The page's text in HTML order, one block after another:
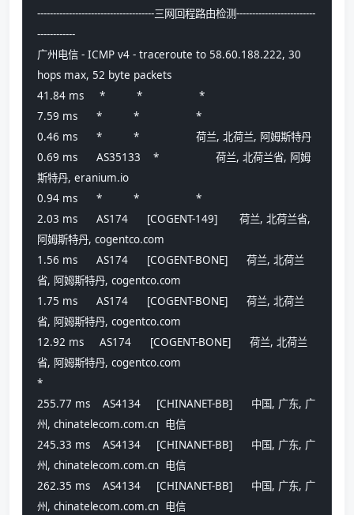
-------------------------------------三网回程路由检测-------------------------
------------
广州电信 - ICMP v4 - traceroute to 58.60.188.222, 30
hops max, 52 byte packets
41.84 ms     *          *                  *
7.59 ms      *          *                  *
0.46 ms      *          *                  荷兰, 北荷兰, 阿姆斯特丹
0.69 ms      AS35133    *                  荷兰, 北荷兰省, 阿姆
斯特丹, eranium.io
0.94 ms      *          *                  *
2.03 ms      AS174      [COGENT-149]       荷兰, 北荷兰省,
阿姆斯特丹, cogentco.com
1.56 ms      AS174      [COGENT-BONE]      荷兰, 北荷兰
省, 阿姆斯特丹, cogentco.com
1.75 ms      AS174      [COGENT-BONE]      荷兰, 北荷兰
省, 阿姆斯特丹, cogentco.com
12.92 ms     AS174      [COGENT-BONE]      荷兰, 北荷兰
省, 阿姆斯特丹, cogentco.com
*
255.77 ms    AS4134     [CHINANET-BB]      中国, 广东, 广
州, chinatelecom.com.cn  电信
245.33 ms    AS4134     [CHINANET-BB]      中国, 广东, 广
州, chinatelecom.com.cn  电信
262.35 ms    AS4134     [CHINANET-BB]      中国, 广东, 广
州, chinatelecom.com.cn  电信